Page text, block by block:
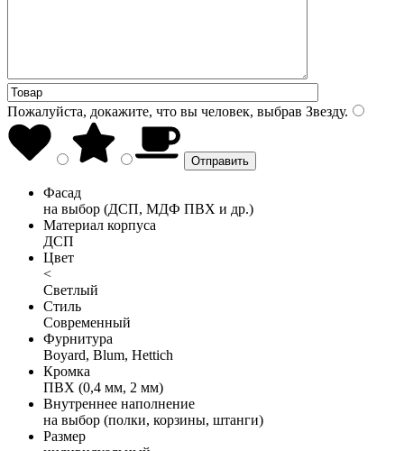
Пожалуйста, докажите, что вы человек, выбрав Звезду.
Фасад
на выбор (ДСП, МДФ ПВХ и др.)
Материал корпуса
ДСП
Цвет
<
Светлый
Стиль
Современный
Фурнитура
Boyard, Blum, Hettich
Кромка
ПВХ (0,4 мм, 2 мм)
Внутреннее наполнение
на выбор (полки, корзины, штанги)
Размер